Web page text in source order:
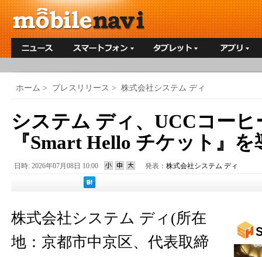
ホーム > プレスリリース > 株式会社システム ディ
システム ディ、UCCコーヒ
『Smart Hello チケット』を
日時: 2026年07月08日 10:00 発表： 株式会社システム ディ
株式会社システム ディ(所在
地：京都市中京区、代表取締